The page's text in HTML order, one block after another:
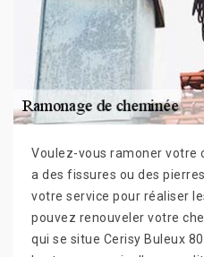
Voulez-vous ramoner votre
a des fissures ou des
votre service pour réaliser
pouvez renouveler votre
qui se situe Cerisy Buleux